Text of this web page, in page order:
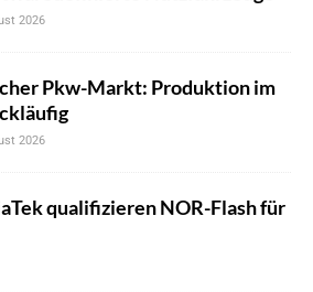
2026
Pkw-Markt: Produktion im
2026
qualifizieren NOR-Flash für